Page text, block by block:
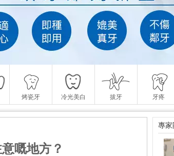
烤瓷牙 冷光美白 拔牙 牙疼
嘅地方？
專家